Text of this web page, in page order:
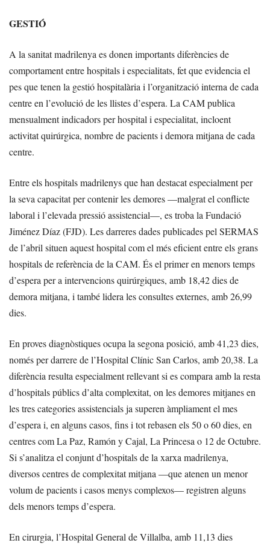
GESTIÓ
A la sanitat madrilenya es donen importants diferències de
comportament entre hospitals i especialitats, fet que evidencia el
pes que tenen la gestió hospitalària i l’organització interna de cada
centre en l’evolució de les llistes d’espera. La CAM publica
mensualment indicadors per hospital i especialitat, incloent
activitat quirúrgica, nombre de pacients i demora mitjana de cada
centre.
Entre els hospitals madrilenys que han destacat especialment per
la seva capacitat per contenir les demores —malgrat el conflicte
laboral i l’elevada pressió assistencial—, es troba la Fundació
Jiménez Díaz (FJD). Les darreres dades publicades pel SERMAS
de l’abril situen aquest hospital com el més eficient entre els grans
hospitals de referència de la CAM. És el primer en menors temps
d’espera per a intervencions quirúrgiques, amb 18,42 dies de
demora mitjana, i també lidera les consultes externes, amb 26,99
dies.
En proves diagnòstiques ocupa la segona posició, amb 41,23 dies,
només per darrere de l’Hospital Clínic San Carlos, amb 20,38. La
diferència resulta especialment rellevant si es compara amb la resta
d’hospitals públics d’alta complexitat, on les demores mitjanes en
les tres categories assistencials ja superen àmpliament el mes
d’espera i, en alguns casos, fins i tot rebasen els 50 o 60 dies, en
centres com La Paz, Ramón y Cajal, La Princesa o 12 de Octubre.
Si s’analitza el conjunt d’hospitals de la xarxa madrilenya,
diversos centres de complexitat mitjana —que atenen un menor
volum de pacients i casos menys complexos— registren alguns
dels menors temps d’espera.
En cirurgia, l’Hospital General de Villalba, amb 11,13 dies